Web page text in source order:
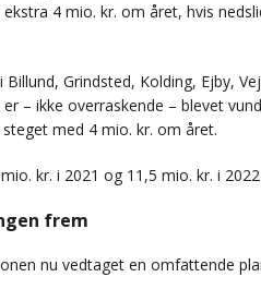
4 mio. kr. om året, hvis
Grindsted, Kolding, Ejby,
– ikke overraskende – blevet
med 4 mio. kr. om året.
kr. i 2021 og 11,5 mio. kr. i
frem
nu vedtaget en omfattende